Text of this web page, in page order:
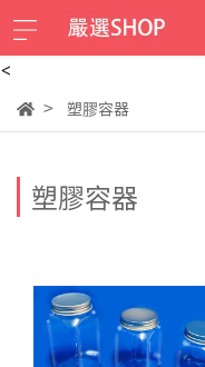
<
塑膠容器
塑膠容器